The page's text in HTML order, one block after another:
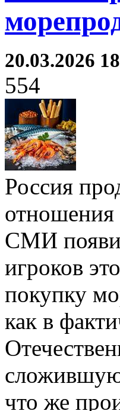
20.03.2026
554
Россия
отношения
СМИ
игроков
покупку
как в
что же